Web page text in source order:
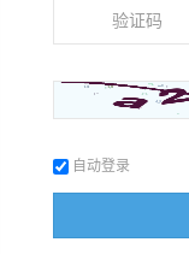
自动登录